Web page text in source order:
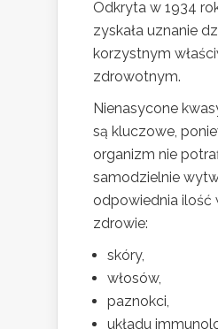
Odkryta w 1934
zyskała uznanie
korzystnym
zdrowotnym.
Nienasycone
są kluczowe,
organizm nie
samodzielnie
odpowiednia ilość
zdrowie:
skóry,
włosów,
paznokci,
układu